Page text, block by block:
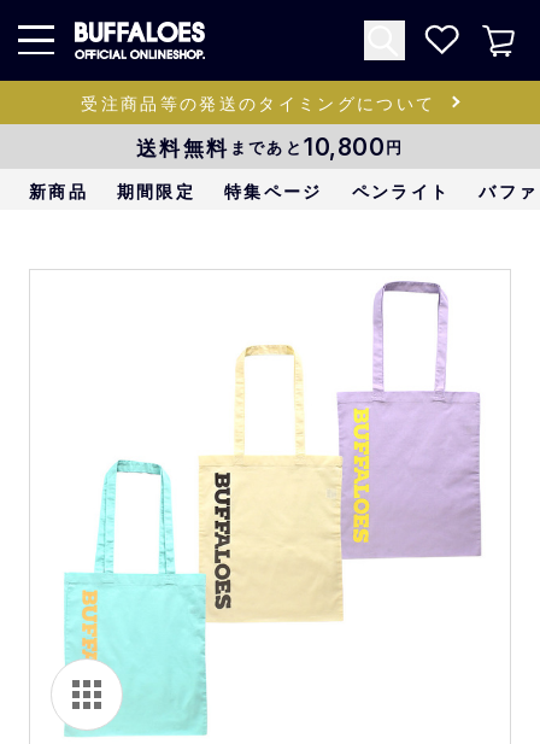
受注商品等の発送のタイミングについて
送料無料 まであと 10,800円
新商品 期間限定 特集ページ ペンライト バフ